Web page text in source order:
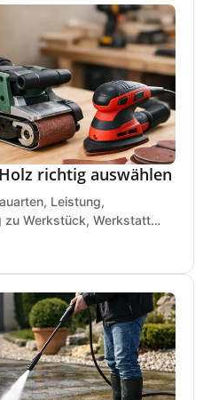
richtig auswählen
Leistung,
zu Werkstück, Werkstatt